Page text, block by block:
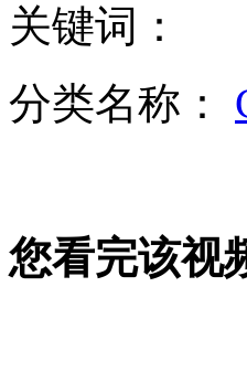
暗拍医生收回扣 医院收
关键词：
分类名称：
您看完该视